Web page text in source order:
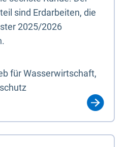
sind Erdarbeiten, die
2025/2026
für Wasserwirtschaft,